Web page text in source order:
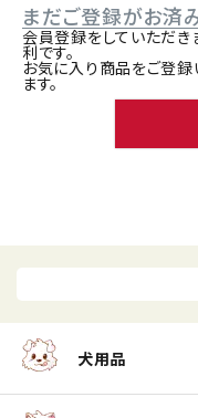
まだご登録がお済
会員登録をしていただき
利です。
お気に入り商品をご登
ます。
犬用品